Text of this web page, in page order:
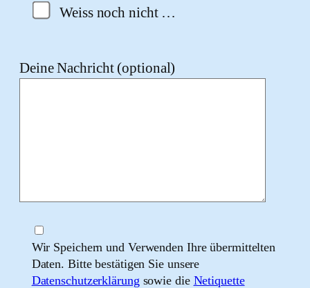
Weiss noch nicht …
Deine Nachricht (optional)
Wir Speichern und Verwenden Ihre übermittelten
Daten. Bitte bestätigen Sie unsere
Datenschutzerklärung sowie die Netiquette